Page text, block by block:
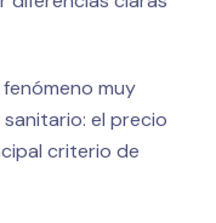
muy
el precio
criterio de